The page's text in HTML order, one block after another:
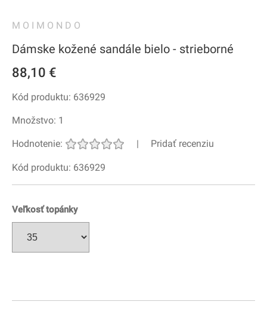
MOIMONDO
Dámske kožené sandále bielo - strieborné
88,10 €
Kód produktu: 636929
Množstvo: 1
Hodnotenie: | Pridať recenziu
Kód produktu: 636929
Veľkosť topánky